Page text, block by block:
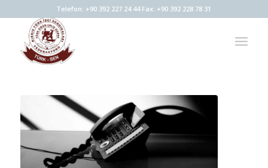
Telefon: +90 392 227 24 44 Fax: +90 392 228 78 31